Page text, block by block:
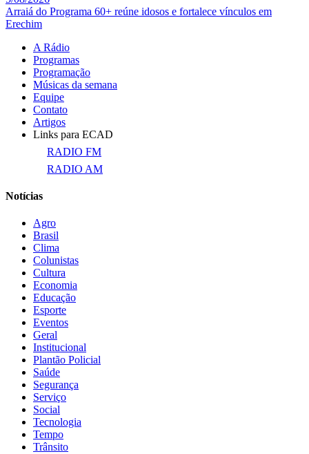
Arraiá do Programa 60+ reúne idosos e fortalece vínculos em
Erechim
A Rádio
Programas
Programação
Músicas da semana
Equipe
Contato
Artigos
Links para ECAD
RADIO FM
RADIO AM
Notícias
Agro
Brasil
Clima
Colunistas
Cultura
Economia
Educação
Esporte
Eventos
Geral
Institucional
Plantão Policial
Saúde
Segurança
Serviço
Social
Tecnologia
Tempo
Trânsito